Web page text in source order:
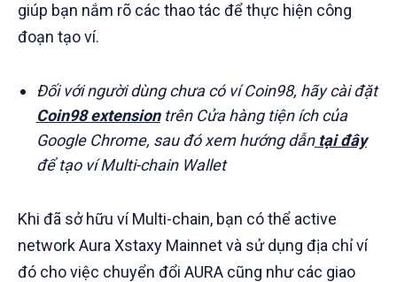
giúp bạn nắm rõ các thao tác để thực hiện công
đoạn tạo ví.
Đối với người dùng chưa có ví Coin98, hãy cài đặt
Coin98 extensiontrên Cửa hàng tiện ích của
Google Chrome, sau đó xem hướng dẫn tại đây
để tạo ví Multi-chain Wallet
Khi đã sở hữu ví Multi-chain, bạn có thể active
network Aura Xstaxy Mainnet và sử dụng địa chỉ ví
đó cho việc chuyển đổi AURA cũng như các giao